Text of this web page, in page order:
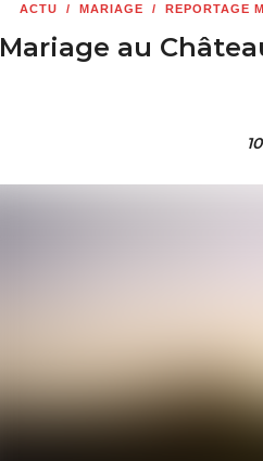
ACTU /MARIAGE /REPORTAGE
Mariage au